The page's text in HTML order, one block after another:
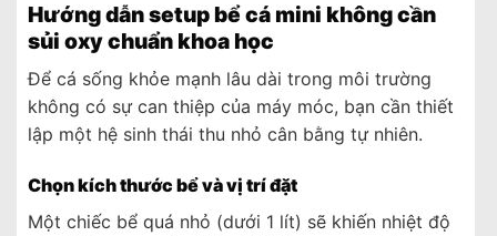
Hướng dẫn setup bể cá mini không cần
sủi oxy chuẩn khoa học
Để cá sống khỏe mạnh lâu dài trong môi trường
không có sự can thiệp của máy móc, bạn cần thiết
lập một hệ sinh thái thu nhỏ cân bằng tự nhiên.
Chọn kích thước bể và vị trí đặt
Một chiếc bể quá nhỏ (dưới 1 lít) sẽ khiến nhiệt độ